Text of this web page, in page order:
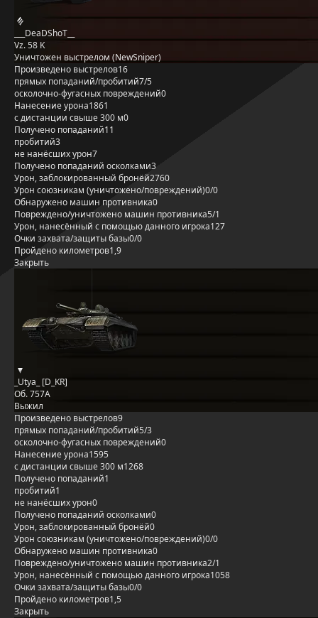
___DeaDShoT__
Vz. 58 K
Уничтожен выстрелом (NewSniper)
Произведено выстрелов16
прямых попаданий/пробитий7/5
осколочно-фугасных повреждений0
Нанесение урона1861
с дистанции свыше 300 м0
Получено попаданий11
пробитий3
не нанёсших урон7
Получено попаданий осколками3
Урон, заблокированный бронёй2760
Урон союзникам (уничтожено/повреждений)0/0
Обнаружено машин противника0
Повреждено/уничтожено машин противника5/1
Урон, нанесённый с помощью данного игрока127
Очки захвата/защиты базы0/0
Пройдено километров1,9
Закрыть
_Utya_ [D_KR]
Об. 757А
Выжил
Произведено выстрелов9
прямых попаданий/пробитий5/3
осколочно-фугасных повреждений0
Нанесение урона1595
с дистанции свыше 300 м1268
Получено попаданий1
пробитий1
не нанёсших урон0
Получено попаданий осколками0
Урон, заблокированный бронёй0
Урон союзникам (уничтожено/повреждений)0/0
Обнаружено машин противника0
Повреждено/уничтожено машин противника2/1
Урон, нанесённый с помощью данного игрока1058
Очки захвата/защиты базы0/0
Пройдено километров1,5
Закрыть